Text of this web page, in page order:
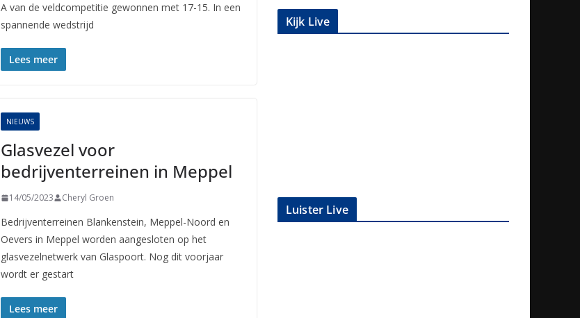
A van de veldcompetitie gewonnen met 17-15. In een
spannende wedstrijd
Lees meer
NIEUWS
Glasvezel voor
bedrijventerreinen in Meppel
14/05/2023 Cheryl Groen
Bedrijventerreinen Blankenstein, Meppel-Noord en
Oevers in Meppel worden aangesloten op het
glasvezelnetwerk van Glaspoort. Nog dit voorjaar
wordt er gestart
Lees meer
Kijk Live
Luister Live